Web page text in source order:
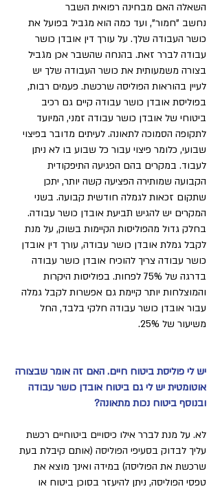
השאלה האם מבחינה רפואית השבר
נחשב "חמור", ועד כמה הוא מגביל בפועל את
כושר העבודה שלך. על עורך דין אובדן כושר
עבודה לברר זאת. בהנחה שהשבר אכן מגביל
בצורה משמעותית את כושר העבודה שלך יש
לעיין בהוראות הפוליסה שרכשת. פעמים רבות,
בפוליסת אובדן כושר עבודה קיים גם רכיב
ביטוחי של אובדן כושר עבודה זמני, המיועד
לתקופה הסמוכה לתאונה. לעיתים מדובר בפיצוי
שבועי, כלומר פיצוי עבור כל שבוע בו לא ניתן
לעבוד. במקרים בהם הפגיעה התיפקודית
הקבועה שמותירה הפציעה קשה יותר, יתכן
שתקום זכאות לגמלה חודשית קבועה. בשני
המקרים יש להגיש תביעת אובדן כושר עבודה.
בחלק גדול מהפוליסות הקיימות בשוק, על מנת
לקבל גמלת אובדן כושר עבודה, עורך דין אובדן
כושר עבודה צריך להוכיח אובדן כושר עבודה
בדרגה של 75% לפחות. בפוליסות היקרות
והמוצלחות יותר קיימת גם אפשרות לקבל גמלה
עבור אובדן כושר עבודה חלקי בלבד, החל
משיעור של 25%.
יש לי פוליסת ביטוח חיים. האם זה אומר שבצורה
אוטומטית יש לי גם ביטוח אובדן כושר עבודה
ובנוסף ביטוח נכות מתאונה?
לא. על מנת לברר אילו כיסויים ביטוחיים רכשת
עליך לבדוק בסעיפי הפוליסה (אותם קיבלת בעת
שרכשת את הפוליסה) במידה ואינך מוצא את
טפסי הפוליסה, ניתן להיעזר בסוכן ביטוח או